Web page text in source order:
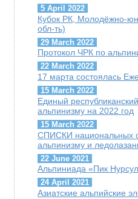
5 April 2022
Кубок РК, Молодёжно-
обл-ть)
29 March 2022
Протокол ЧРК по
22 March 2022
17 марта состоялась
15 March 2022
Единый
альпинизму на 2022 год
15 March 2022
СПИСКИ национальных
альпинизму и
22 June 2021
Альпиниада «Пик
24 April 2021
Азиатские альпийские